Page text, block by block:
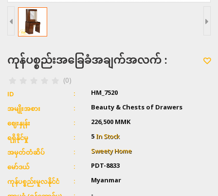
ကုန်ပစ္စည်းအခြေခံအချက်အလက် :
(0)
ID HM_7520
အမျိုးအစား Beauty & Chests of Drawers
ဈေးနှုန်း 226,500MMK
ရရှိနိုင်မှု 5In Stock
အမှတ်တံဆိပ် Sweety Home
မော်ဒယ် PDT-8833
ကုန်ပစ္စည်းမူလနိုင်ငံ Myanmar